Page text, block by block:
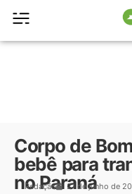
Corpo de
bebê para
no Paraná
Redação 21 de junho de